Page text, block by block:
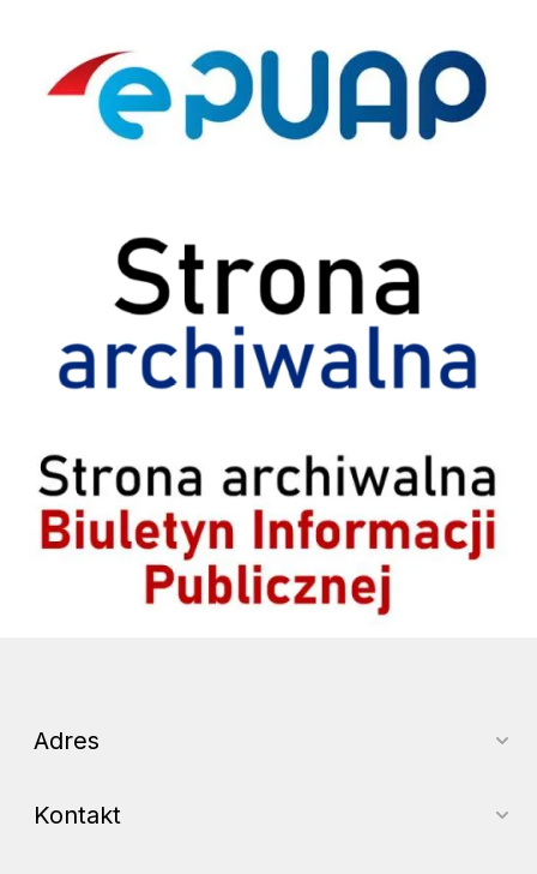
Adres
Kontakt